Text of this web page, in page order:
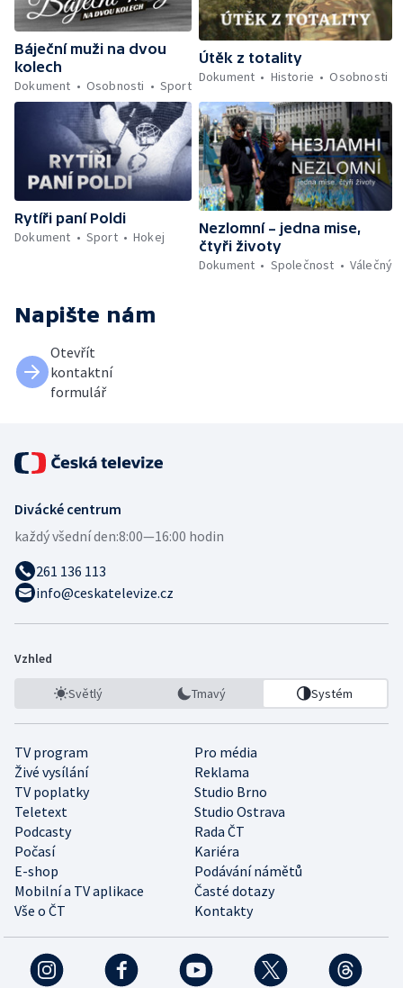
Báječní muži na dvou
kolech
Dokument
Osobnosti Sport
Útěk z totality
Dokument
Historie Osobnosti
Rytíři paní Poldi
Dokument
Sport Hokej
Nezlomní – jedna mise,
čtyři životy
Dokument
Společnost Válečný
Napište nám
Otevřít
kontaktní
formulář
Divácké centrum
každý všední den:8:00—16:00 hodin
261 136 113
info@ceskatelevize.cz
Vzhled
Světlý Tmavý Systém
TV program
Pro média
Živé vysílání
Reklama
TV poplatky
Studio Brno
Teletext
Studio Ostrava
Podcasty
Rada ČT
Počasí
Kariéra
E-shop
Podávání námětů
Mobilní a TV aplikace
Časté dotazy
Vše o ČT
Kontakty